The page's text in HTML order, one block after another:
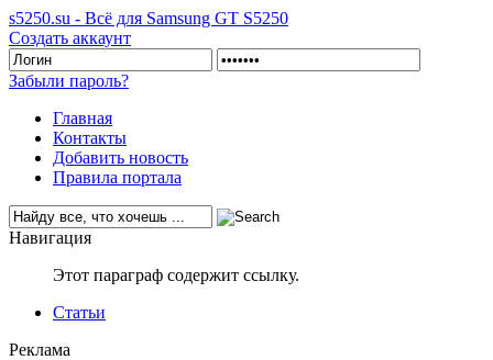
s5250.su - Всё для Samsung GT S5250
Создать аккаунт
Забыли пароль?
Главная
Контакты
Добавить новость
Правила портала
Навигация
Этот параграф содержит ссылку.
Статьи
Реклама